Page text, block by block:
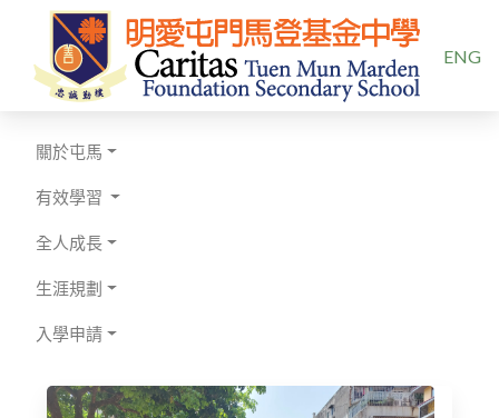
ENG
關於屯馬
有效學習
全人成長
生涯規劃
入學申請